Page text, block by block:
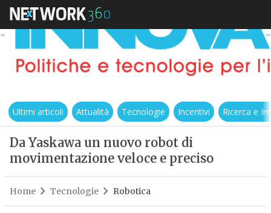
Ultimi articoli Attualità Tecnologie Incentivi Ricerca e
Da Yaskawa un nuovo robot di
movimentazione veloce e preciso
Home Tecnologie Robotica